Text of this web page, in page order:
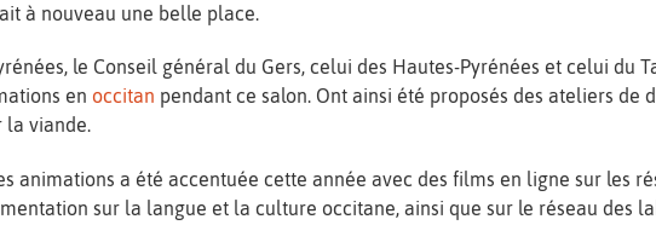
à nouveau une belle place.
le Conseil général du Gers, celui des Hautes-Pyrénées et celui du
enoccitan pendant ce salon. Ont ainsi été proposés des ateliers de
la viande.
animations a été accentuée cette année avec des films en ligne sur les
sur la langue et la culture occitane, ainsi que sur le réseau des